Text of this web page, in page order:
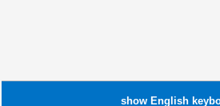
show English